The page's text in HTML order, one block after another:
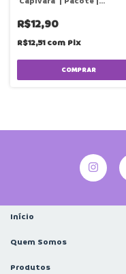
R$12,90
R$12,51com Pix
COMPRAR
Início
Quem Somos
Produtos